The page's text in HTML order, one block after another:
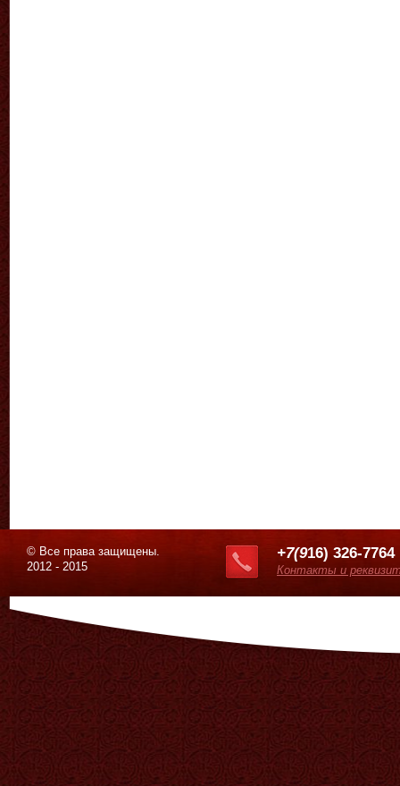
© Все права защищены.
2012 - 2015
+7(916) 326-7764
Контакты и